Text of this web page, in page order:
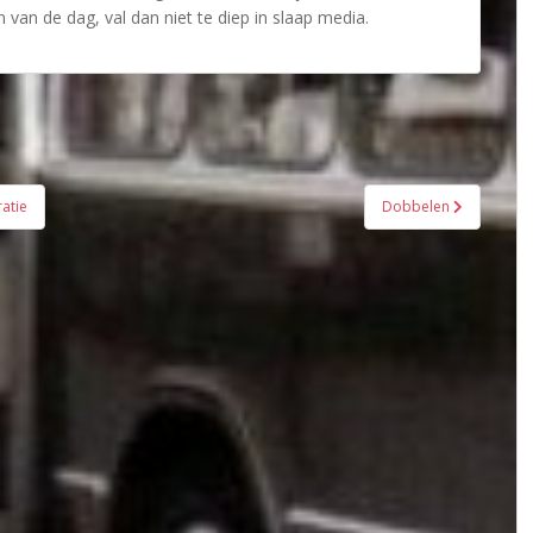
de dag, val dan niet te diep in slaap media.
Dobbelen